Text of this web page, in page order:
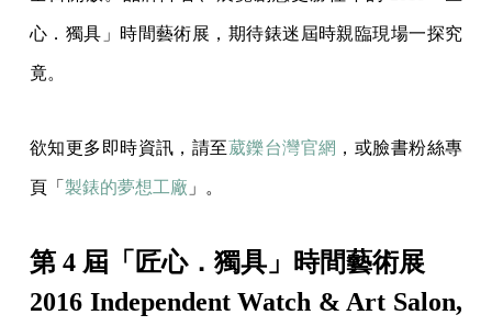
心．獨具」時間藝術展，期待錶迷屆時親臨現場一探究
竟。
欲知更多即時資訊，請至葳鑠台灣官網 ，或臉書粉絲專
頁「 製錶的夢想工廠 」。
第 4 屆「匠心．獨具」時間藝術展
2016 Independent Watch & Art Salon,